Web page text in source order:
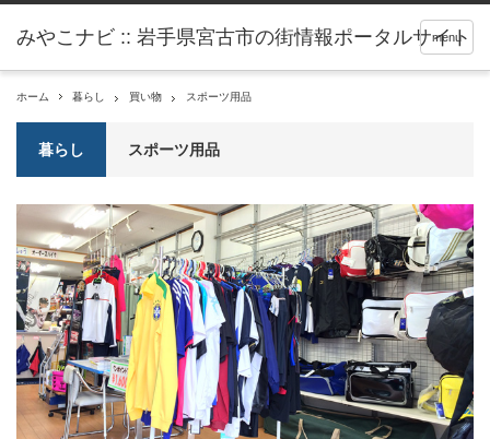
menu
ホーム 暮らし 買い物 スポーツ用品
暮らし スポーツ用品